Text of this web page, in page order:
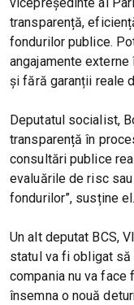
transparență,
fondurilor publice.
angajamente
și fără garanții reale
Deputatul socialist,
transparență în
consultări publice
evaluările de risc
fondurilor”, susține el.
Un alt deputat BCS,
statul va fi obligat să
compania nu va
însemna o nouă